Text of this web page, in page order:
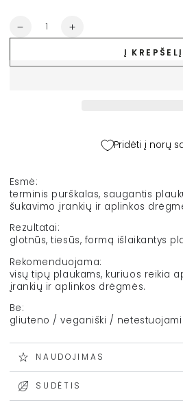
Kiekis
Sumažinti
Padidinti
Į KREPŠELĮ
Pridėti į norų
Esmė:
terminis purškalas, saugantis
šukavimo įrankių ir aplinkos
Rezultatai:
glotnūs, tiesūs, formą išlaikantys
Rekomenduojama:
visų tipų plaukams, kuriuos reikia
įrankių ir aplinkos drėgmės.
Be:
gliuteno / veganiški /
NAUDOJIMAS
SUDĖTIS